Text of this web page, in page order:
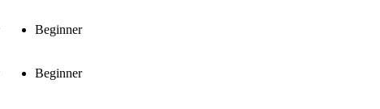
Beginner
Beginner